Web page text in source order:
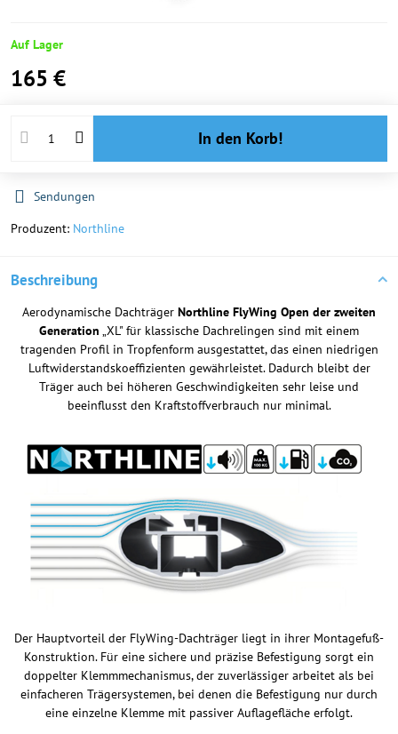
Auf Lager
165 €
In den Korb!
Sendungen
Produzent: Northline
Beschreibung
Aerodynamische Dachträger Northline FlyWing Open der zweiten
Generation „XL" für klassische Dachrelingen sind mit einem
tragenden Profil in Tropfenform ausgestattet, das einen niedrigen
Luftwiderstandskoeffizienten gewährleistet. Dadurch bleibt der
Träger auch bei höheren Geschwindigkeiten sehr leise und
beeinflusst den Kraftstoffverbrauch nur minimal.
Der Hauptvorteil der FlyWing-Dachträger liegt in ihrer Montagefuß-
Konstruktion. Für eine sichere und präzise Befestigung sorgt ein
doppelter Klemmmechanismus, der zuverlässiger arbeitet als bei
einfacheren Trägersystemen, bei denen die Befestigung nur durch
eine einzelne Klemme mit passiver Auflagefläche erfolgt.